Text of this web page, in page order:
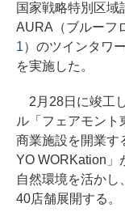
国家戦略特別区
AURA（ブルーフ
1）のツインタワ
を実施した。
2月28日に竣工
ル「フェアモント
商業施設を開業す
YO WORKation」
自然環境を活かし
40店舗展開する。